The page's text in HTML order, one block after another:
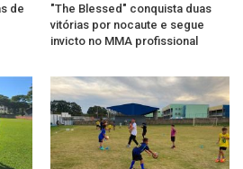
de
"The Blessed" conquista duas
vitórias por nocaute e segue
invicto no MMA profissional